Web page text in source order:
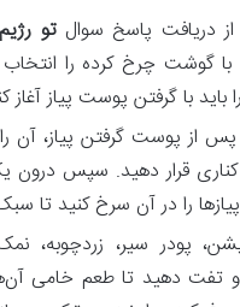
دریافت پاسخ سوالتو
با گوشت چرخ کرده را
باید با گرفتن پوست پیاز آغاز
پس‌ از پوست گرفتن پیاز، آن
قرار دهید. سپس درون
پیازها را در آن سرخ کنید
پودر سیر، زردچوبه،
و تفت دهید تا طعم خامی